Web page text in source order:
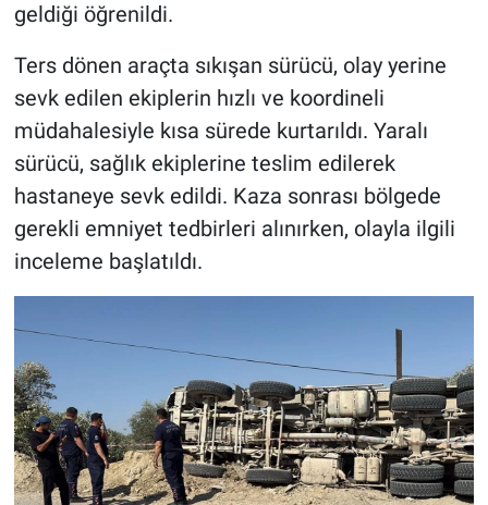
geldiği öğrenildi.
Ters dönen araçta sıkışan sürücü, olay yerine
sevk edilen ekiplerin hızlı ve koordineli
müdahalesiyle kısa sürede kurtarıldı. Yaralı
sürücü, sağlık ekiplerine teslim edilerek
hastaneye sevk edildi. Kaza sonrası bölgede
gerekli emniyet tedbirleri alınırken, olayla ilgili
inceleme başlatıldı.